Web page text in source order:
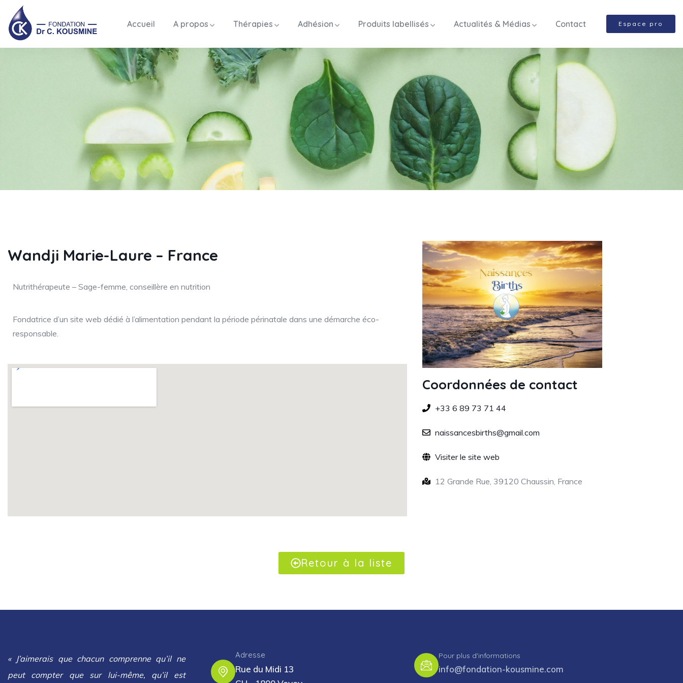
Accueil A propos Thérapies Adhésion Produits labellisés Actualités & Médias Contact Espace pro
Wandji Marie-Laure – France
Nutrithérapeute – Sage-femme, conseillère en nutrition
Fondatrice d’un site web dédié à l’alimentation pendant la période périnatale dans une démarche éco-
responsable.
Coordonnées de contact
+33 6 89 73 71 44
naissancesbirths@gmail.com
Visiter le site web
12 Grande Rue, 39120 Chaussin, France
Retour à la liste
« J’aimerais que chacun comprenne qu’il ne
peut compter que sur lui-même, qu’il est
Adresse
Rue du Midi 13
Pour plus d'informations
info@fondation-kousmine.com